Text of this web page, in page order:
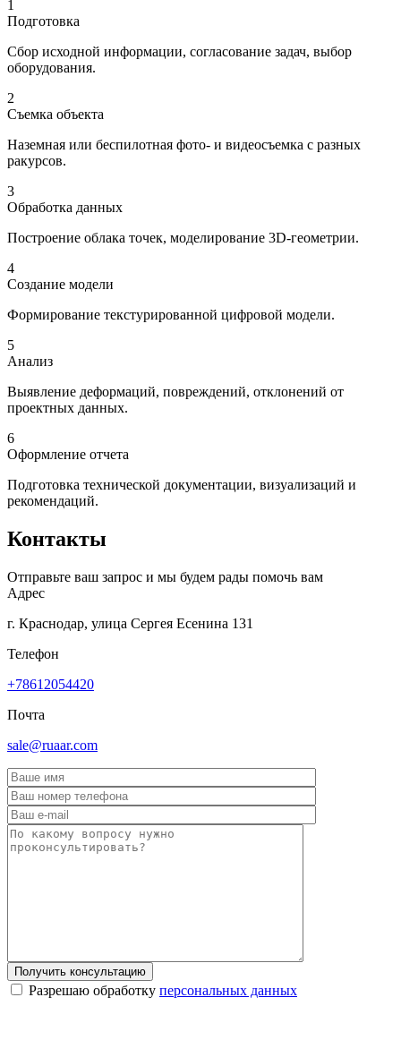
1
Подготовка
Сбор исходной информации, согласование задач, выбор
оборудования.
2
Съемка объекта
Наземная или беспилотная фото- и видеосъемка с разных
ракурсов.
3
Обработка данных
Построение облака точек, моделирование 3D-геометрии.
4
Создание модели
Формирование текстурированной цифровой модели.
5
Анализ
Выявление деформаций, повреждений, отклонений от
проектных данных.
6
Оформление отчета
Подготовка технической документации, визуализаций и
рекомендаций.
Контакты
Отправьте ваш запрос и мы будем рады помочь вам
Адрес
г. Краснодар, улица Сергея Есенина 131
Телефон
+78612054420
Почта
sale@ruaar.com
Получить консультацию
Разрешаю обработку персональных данных